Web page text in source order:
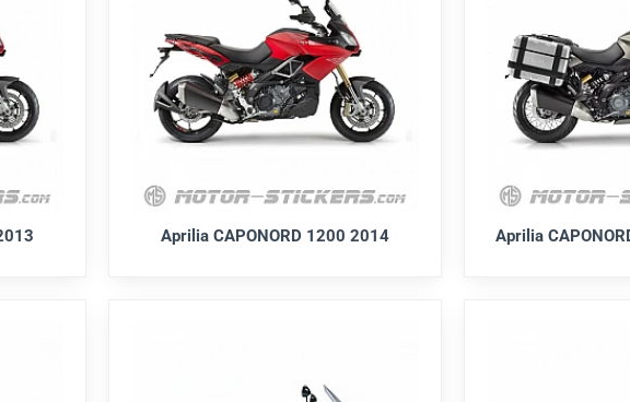
Aprilia CAPONORD 1200 2014 Aprilia